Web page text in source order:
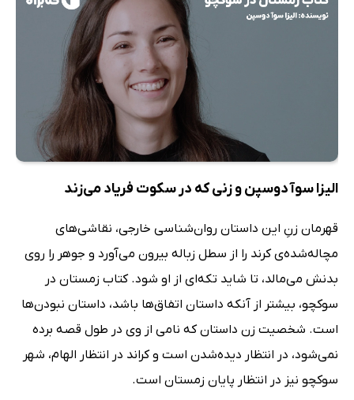
الیزا سوآ دوسپن و زنی که در سکوت فریاد می‌زند
قهرمان زنِ این داستان روان‌شناسی خارجی، نقاشی‌های
مچاله‌شده‌‌ی کرند را از سطل زباله بیرون می‌آورد و جوهر را روی
بدنش می‌مالد، تا شاید تکه‌ای از او شود. کتاب زمستان در
سوکچو، بیشتر از آنکه داستان اتفاق‌ها باشد، داستان نبودن‌ها
است. شخصیت زن داستان که نامی از وی در طول قصه برده
نمی‌شود، در انتظار دیده‌شدن است و کراند در انتظار الهام، شهر
سوکچو نیز در انتظار پایان زمستان است.